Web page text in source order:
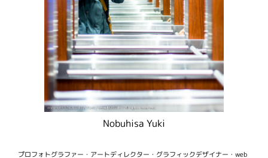
Nobuhisa Yuki
プロフォトグラファー・アートディレクター・グラフィックデザイナー・web